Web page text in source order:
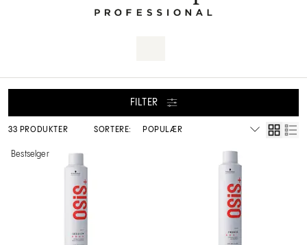
FILTER
33 PRODUKTER SORTERE:
Bestselger